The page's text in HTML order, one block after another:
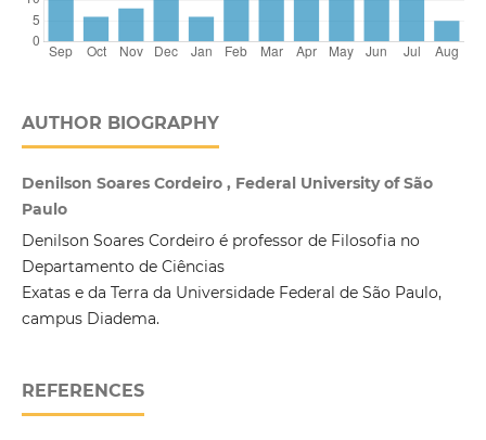
AUTHOR BIOGRAPHY
Denilson Soares Cordeiro , Federal University of São
Paulo
Denilson Soares Cordeiro é professor de Filosofia no
Departamento de Ciências
Exatas e da Terra da Universidade Federal de São Paulo,
campus Diadema.
REFERENCES